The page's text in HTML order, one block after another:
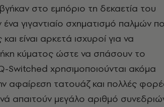
στο εμπόριο τη δεκαετία του
γιγαντιαίο σχηματισμό παλμών
είναι αρκετά ισχυροί για να
κύματος ώστε να σπάσουν το
Switched χρησιμοποιούνται ακόμα
αφαίρεση τατουάζ και πολλές
απαιτούν μεγάλο αριθμό